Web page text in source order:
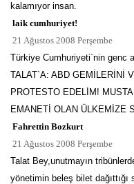
kalamıyor insan.
laik cumhuriyet!
21 Ağustos 2008 Perşembe
Türkiye Cumhuriyeti`nin genc
TALAT`A: ABD GEMİLERİNİ
PROTESTO EDELİM!
EMANETİ OLAN ÜLKEMİZE
Fahrettin Bozkurt
21 Ağustos 2008 Perşembe
Talat Bey,unutmayın
yönetimin beleş bilet dağıttığı